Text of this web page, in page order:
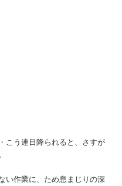
こう連日降られると、さすが
い作業に、ため息まじりの深